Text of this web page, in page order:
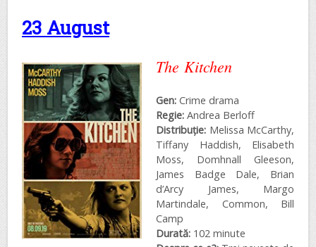
23 August
The Kitchen
Gen: Crime drama
Regie: Andrea Berloff
Distribuţie: Melissa McCarthy,
Tiffany Haddish, Elisabeth
Moss, Domhnall Gleeson,
James Badge Dale, Brian
d’Arcy James, Margo
Martindale, Common, Bill
Camp
Durată: 102 minute